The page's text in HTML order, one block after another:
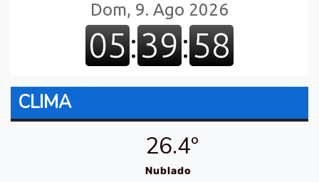
CLIMA
26.4º
Nublado